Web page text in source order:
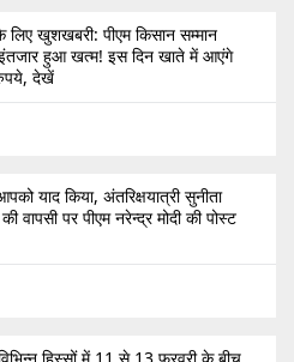
लिए खुशखबरी: पीएम किसान सम्मान
इंतजार हुआ खत्म! इस दिन खाते में आएंगे
देखें
याद किया, अंतरिक्षयात्री सुनीता
वापसी पर पीएम नरेन्द्र मोदी की पोस्ट